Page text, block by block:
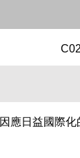
因應日益國際